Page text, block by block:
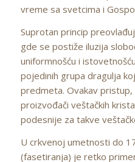
vreme sa svetcima i
Suprotan princip
gde se postiže iluzija
uniformnošću i
pojedinih grupa dragulja
predmeta. Ovakav
proizvođači veštačkih
podesnije za takve
U crkvenoj umetnosti do
(fasetiranja) je retko